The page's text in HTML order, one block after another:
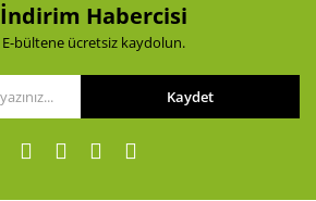
Gönder
İndirim Habercisi
E-bültene ücretsiz kaydolun.
Kaydet